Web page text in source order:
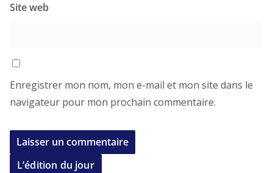
Site web
Enregistrer mon nom, mon e-mail et mon site dans le
navigateur pour mon prochain commentaire.
L’édition du jour